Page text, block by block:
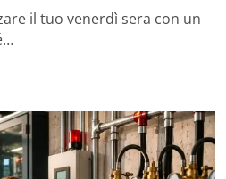
il tuo venerdì sera con un